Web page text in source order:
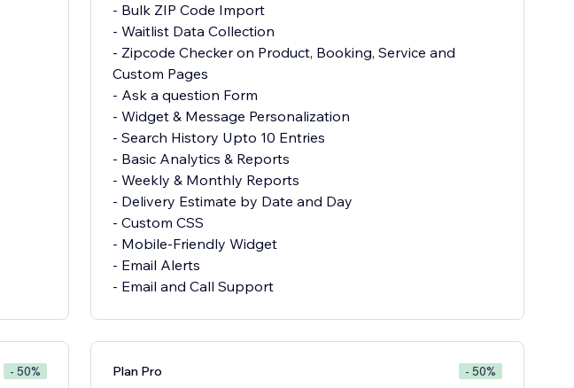
- Bulk ZIP Code Import
- Waitlist Data Collection
- Zipcode Checker on Product, Booking, Service and
Custom Pages
- Ask a question Form
- Widget & Message Personalization
- Search History Upto 10 Entries
- Basic Analytics & Reports
- Weekly & Monthly Reports
- Delivery Estimate by Date and Day
- Custom CSS
- Mobile-Friendly Widget
- Email Alerts
- Email and Call Support
- 50% Plan Pro - 50%